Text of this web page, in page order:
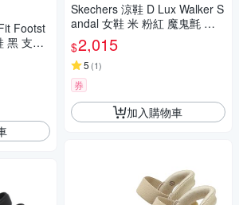
Footst
黑 支撐
Skechers 涼鞋 D Lux Walker S
andal 女鞋 米 粉紅 魔鬼氈 厚
底 支撐 119826TPE
$2,015
5 (1)
券
加入購物車